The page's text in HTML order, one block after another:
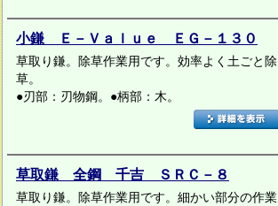
小鎌 Ｅ－Ｖａｌｕｅ ＥＧ－１３０
草取り鎌。除草作業用です。効率よく土ごと除
草。
●刃部：刃物鋼。●柄部：木。
草取鎌 全鋼 千吉 ＳＲＣ－８
草取り鎌。除草作業用です。細かい部分の作業